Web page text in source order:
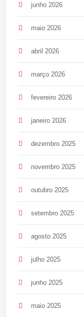
junho 2026
maio 2026
abril 2026
março 2026
fevereiro 2026
janeiro 2026
dezembro 2025
novembro 2025
outubro 2025
setembro 2025
agosto 2025
julho 2025
junho 2025
maio 2025